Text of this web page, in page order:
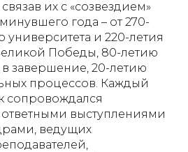
их с «созвездием»
года – от 270-
университета и 220-летия
Победы, 80-летию
завершение, 20-летию
процессов. Каждый
сопровождался
выступлениями
ведущих